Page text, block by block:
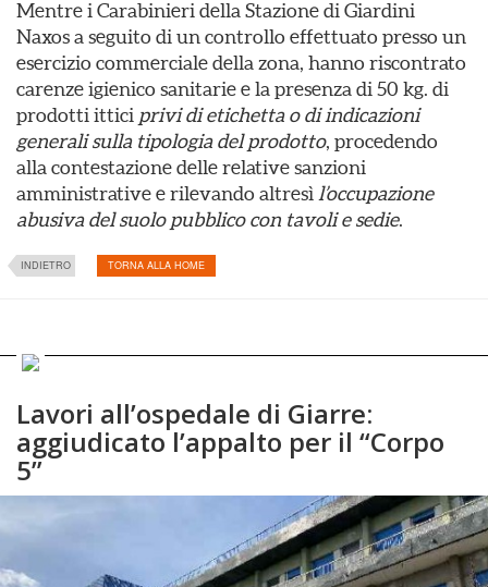
Mentre i Carabinieri della Stazione di Giardini
Naxos a seguito di un controllo effettuato presso un
esercizio commerciale della zona, hanno riscontrato
carenze igienico sanitarie e la presenza di 50 kg. di
prodotti ittici privi di etichetta o di indicazioni
generali sulla tipologia del prodotto, procedendo
alla contestazione delle relative sanzioni
amministrative e rilevando altresì l’occupazione
abusiva del suolo pubblico con tavoli e sedie.
INDIETRO TORNA ALLA HOME
Lavori all’ospedale di Giarre:
aggiudicato l’appalto per il “Corpo
5”